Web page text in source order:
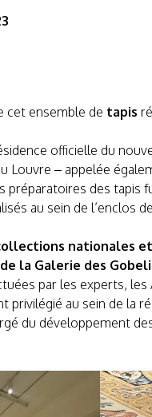
cet ensemble de tapis
officielle du
– appelée
des tapis
au sein de l’enclos
nationales
la Galerie des
par les experts, les
au sein de la
du développement